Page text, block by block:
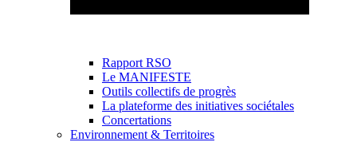
Rapport RSO
Le MANIFESTE
Outils collectifs de progrès
La plateforme des initiatives sociétales
Concertations
Environnement & Territoires